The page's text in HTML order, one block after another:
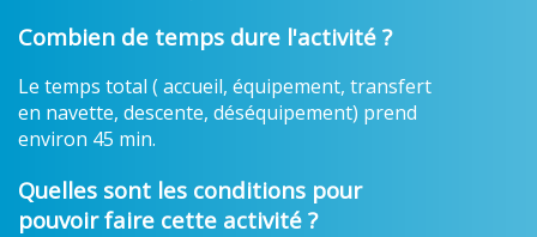
Combien de temps dure l'activité ?
Le temps total ( accueil, équipement, transfert
en navette, descente, déséquipement) prend
environ 45 min.
Quelles sont les conditions pour
pouvoir faire cette activité ?